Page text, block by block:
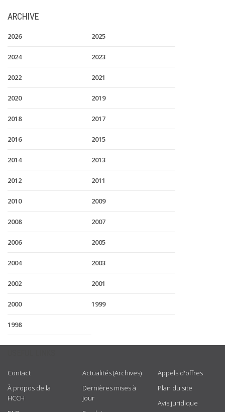
ARCHIVE
2026 2025
2024 2023
2022 2021
2020 2019
2018 2017
2016 2015
2014 2013
2012 2011
2010 2009
2008 2007
2006 2005
2004 2003
2002 2001
2000 1999
1998
Contact
À propos de la
HCCH
Actualités (Archives)
Dernières mises à
jour
Appels d'offres
Plan du site
Avis juridique